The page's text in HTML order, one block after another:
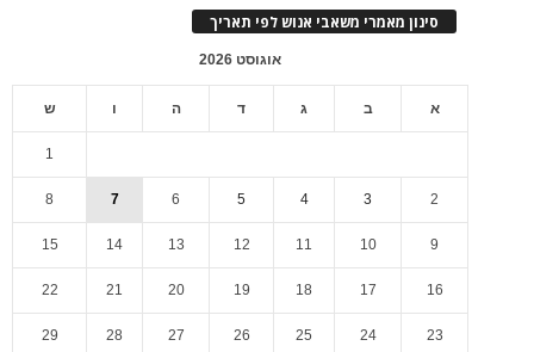
סינון מאמרי משאבי אנוש לפי תאריך
אוגוסט 2026
א ב ג ד ה ו ש
1
2
3
4
5
6
7
8
9
10
11
12
13
14
15
16
17
18
19
20
21
22
23
24
25
26
27
28
29